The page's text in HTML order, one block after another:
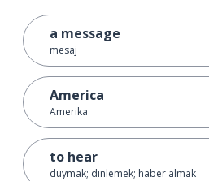
a message
mesaj
America
Amerika
to hear
duymak; dinlemek; haber almak